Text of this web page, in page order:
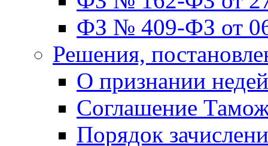
ФЗ № 409-ФЗ от
Решения,
О признании
Соглашение
Порядок